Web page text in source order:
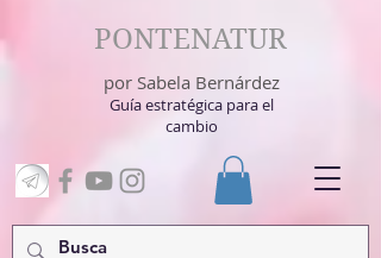
PONTENATUR
por Sabela Bernárdez
Guía estratégica para el
cambio